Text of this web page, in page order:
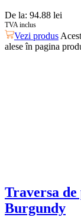
De la: 94.88 lei
TVA inclus
Vezi produs
alese în pagina
Traversa
Burgundy